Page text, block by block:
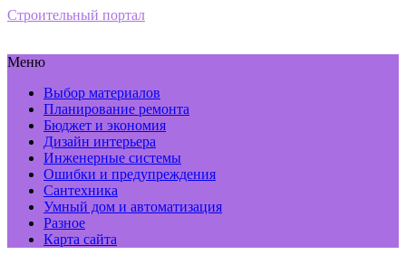
Строительный портал
Меню
Выбор материалов
Планирование ремонта
Бюджет и экономия
Дизайн интерьера
Инженерные системы
Ошибки и предупреждения
Сантехника
Умный дом и автоматизация
Разное
Карта сайта